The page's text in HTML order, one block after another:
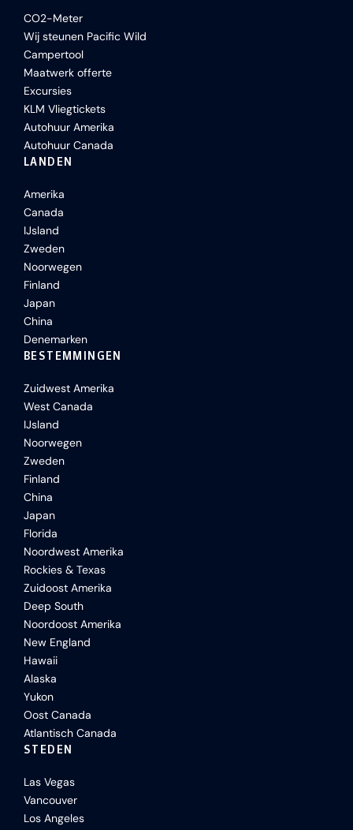
CO2-Meter
Wij steunen Pacific Wild
Campertool
Maatwerk offerte
Excursies
KLM Vliegtickets
Autohuur Amerika
Autohuur Canada
LANDEN
Amerika
Canada
IJsland
Zweden
Noorwegen
Finland
Japan
China
Denemarken
BESTEMMINGEN
Zuidwest Amerika
West Canada
IJsland
Noorwegen
Zweden
Finland
China
Japan
Florida
Noordwest Amerika
Rockies & Texas
Zuidoost Amerika
Deep South
Noordoost Amerika
New England
Hawaii
Alaska
Yukon
Oost Canada
Atlantisch Canada
STEDEN
Las Vegas
Vancouver
Los Angeles